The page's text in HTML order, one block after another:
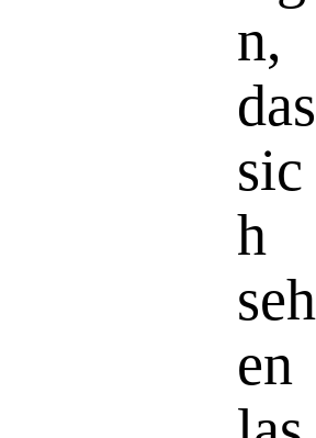
n,
das
sic
h
seh
en